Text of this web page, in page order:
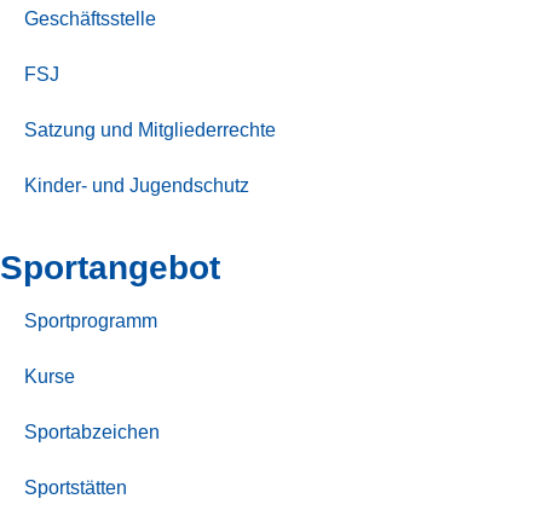
Geschäftsstelle
FSJ
Satzung und Mitgliederrechte
Kinder- und Jugendschutz
Sport­angebot
Sportprogramm
Kurse
Sportabzeichen
Sportstätten